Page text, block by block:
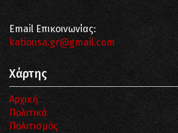
Email Επικοινωνίας:
katiousa.gr@gmail.com
Χάρτης
Αρχική
Πολιτικά
Πολιτισμός